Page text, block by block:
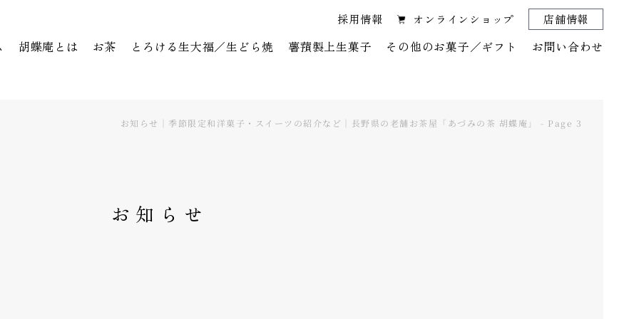
お知らせ
お知らせ｜季節限定和洋菓子・スイーツの紹介など｜長野県の老舗お茶屋「あづみの茶 胡蝶庵」 - Page 3
採用情報 オンラインショップ 店舗情報
胡蝶庵とは お茶 とろける生大福／生どら焼 薯蕷製上生菓子 その他のお菓子／ギフト お問い合わせ